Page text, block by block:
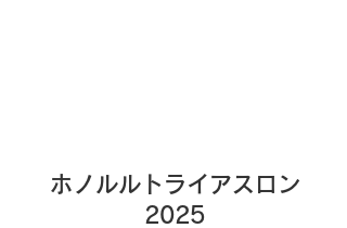
ホノルルトライアスロン
2025